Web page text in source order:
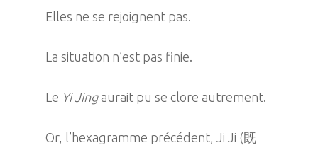
Elles ne se rejoignent pas.
La situation n’est pas finie.
Le Yi Jingaurait pu se clore autrement.
Or, l’hexagramme précédent, Ji Ji (既